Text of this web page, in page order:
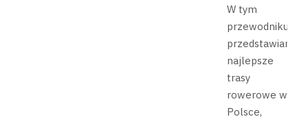
W tym
przewodniku
przedstawiamy
najlepsze
trasy
rowerowe w
Polsce,